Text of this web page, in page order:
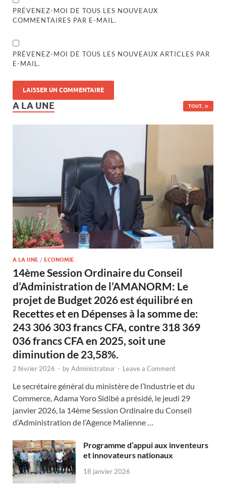
PRÉVENEZ-MOI DE TOUS LES NOUVEAUX
COMMENTAIRES PAR E-MAIL.
PRÉVENEZ-MOI DE TOUS LES NOUVEAUX ARTICLES PAR
E-MAIL.
A LA UNE TOUT..
A LA UNE / ECONOMIE
14ème Session Ordinaire du Conseil
d’Administration de l’AMANORM: Le
projet de Budget 2026 est équilibré en
Recettes et en Dépenses à la somme de:
243 306 303 francs CFA, contre 318 369
036 francs CFA en 2025, soit une
diminution de 23,58%.
2 février 2026 - byAdministrateur - Leave a Comment
Le secrétaire général du ministère de l’Industrie et du
Commerce, Adama Yoro Sidibé a présidé, le jeudi 29
janvier 2026, la 14ème Session Ordinaire du Conseil
d’Administration de l’Agence Malienne …
Programme d’appui aux inventeurs
et innovateurs nationaux
18 janvier 2026